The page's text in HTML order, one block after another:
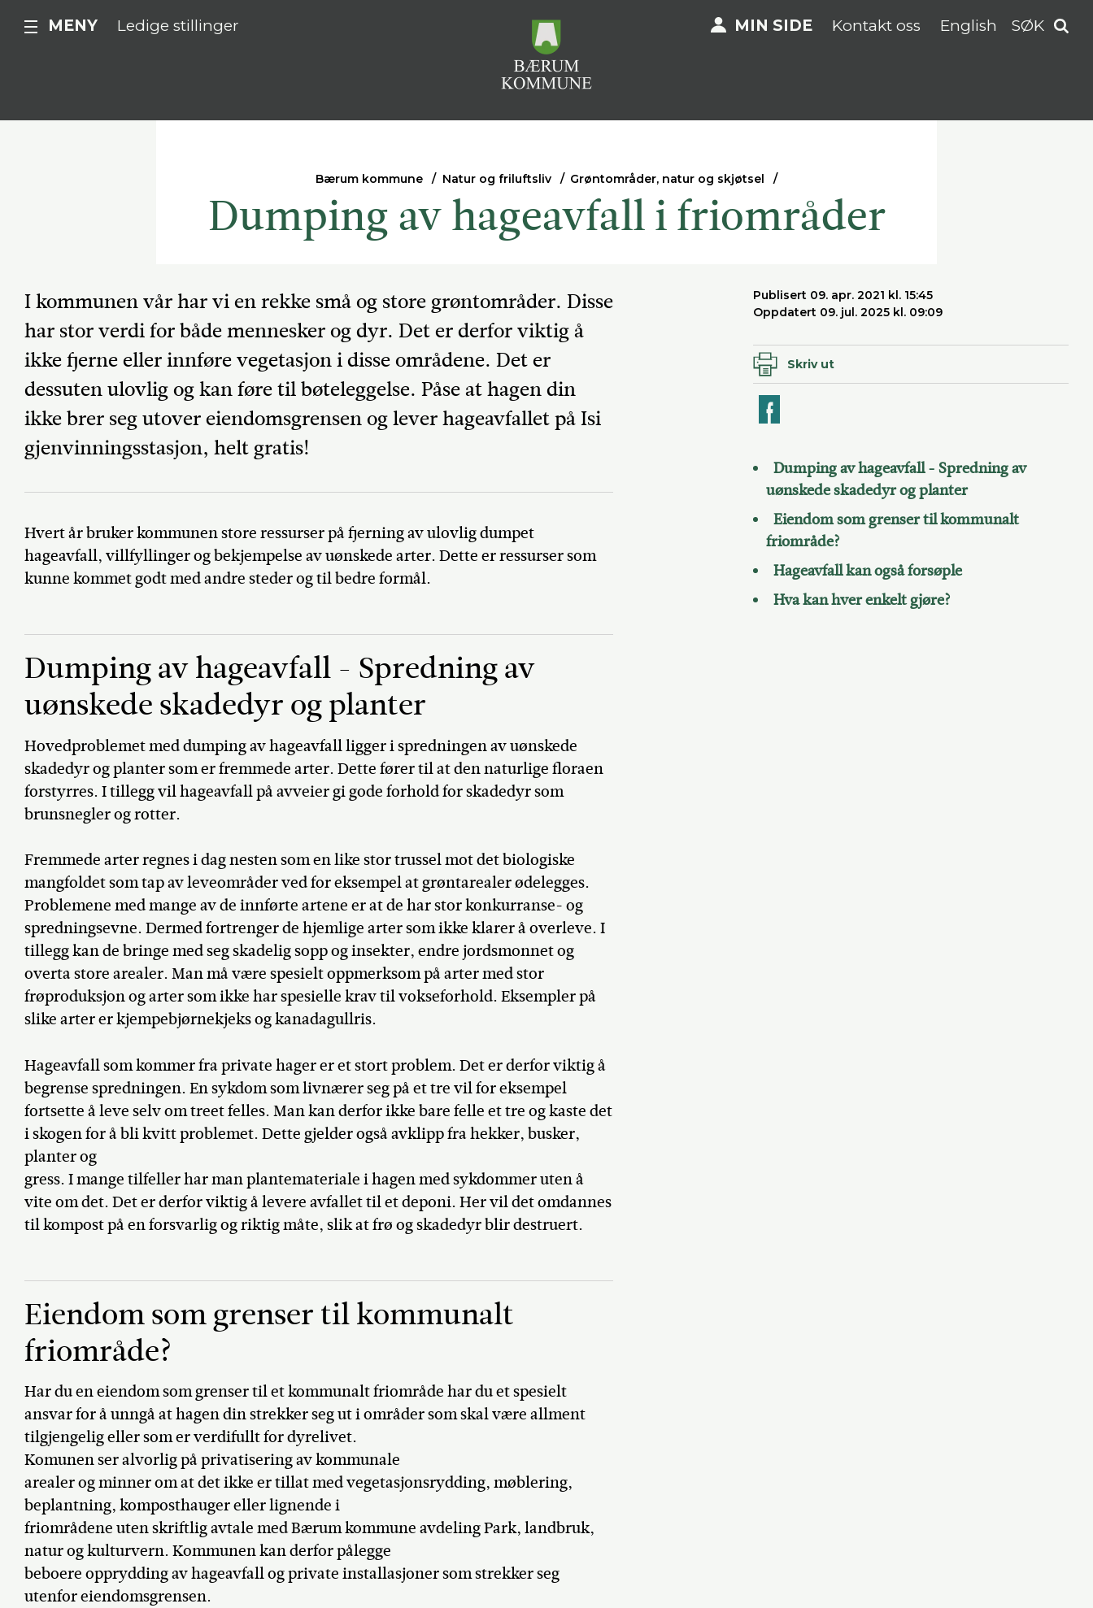
MENY Ledige stillinger MIN SIDE Kontakt oss English SØK
Bærum kommune Natur og friluftsliv Grøntområder, natur og skjøtsel
Dumping av hageavfall i friområder
I kommunen vår har vi en rekke små og store grøntområder. Disse
har stor verdi for både mennesker og dyr. Det er derfor viktig å
ikke fjerne eller innføre vegetasjon i disse områdene. Det er
dessuten ulovlig og kan føre til bøteleggelse. Påse at hagen din
ikke brer seg utover eiendomsgrensen og lever hageavfallet på Isi
gjenvinningsstasjon, helt gratis!
Hvert år bruker kommunen store ressurser på fjerning av ulovlig dumpet
hageavfall, villfyllinger og bekjempelse av uønskede arter. Dette er ressurser som
kunne kommet godt med andre steder og til bedre formål.
Dumping av hageavfall - Spredning av
uønskede skadedyr og planter
Hovedproblemet med dumping av hageavfall ligger i spredningen av uønskede
skadedyr og planter som er fremmede arter. Dette fører til at den naturlige floraen
forstyrres. I tillegg vil hageavfall på avveier gi gode forhold for skadedyr som
brunsnegler og rotter.
Fremmede arter regnes i dag nesten som en like stor trussel mot det biologiske
mangfoldet som tap av leveområder ved for eksempel at grøntarealer ødelegges.
Problemene med mange av de innførte artene er at de har stor konkurranse- og
spredningsevne. Dermed fortrenger de hjemlige arter som ikke klarer å overleve. I
tillegg kan de bringe med seg skadelig sopp og insekter, endre jordsmonnet og
overta store arealer. Man må være spesielt oppmerksom på arter med stor
frøproduksjon og arter som ikke har spesielle krav til vokseforhold. Eksempler på
slike arter er kjempebjørnekjeks og kanadagullris.
Hageavfall som kommer fra private hager er et stort problem. Det er derfor viktig å
begrense spredningen. En sykdom som livnærer seg på et tre vil for eksempel
fortsette å leve selv om treet felles. Man kan derfor ikke bare felle et tre og kaste det
i skogen for å bli kvitt problemet. Dette gjelder også avklipp fra hekker, busker,
planter og
gress. I mange tilfeller har man plantemateriale i hagen med sykdommer uten å
vite om det. Det er derfor viktig å levere avfallet til et deponi. Her vil det omdannes
til kompost på en forsvarlig og riktig måte, slik at frø og skadedyr blir destruert.
Eiendom som grenser til kommunalt
friområde?
Har du en eiendom som grenser til et kommunalt friområde har du et spesielt
ansvar for å unngå at hagen din strekker seg ut i områder som skal være allment
tilgjengelig eller som er verdifullt for dyrelivet.
Komunen ser alvorlig på privatisering av kommunale
arealer og minner om at det ikke er tillat med vegetasjonsrydding, møblering,
beplantning, komposthauger eller lignende i
friområdene uten skriftlig avtale med Bærum kommune avdeling Park, landbruk,
natur og kulturvern. Kommunen kan derfor pålegge
beboere opprydding av hageavfall og private installasjoner som strekker seg
utenfor eiendomsgrensen.
Publisert 09. apr. 2021 kl. 15:45
Oppdatert 09. jul. 2025 kl. 09:09
Skriv ut
Dumping av hageavfall - Spredning av
uønskede skadedyr og planter
Eiendom som grenser til kommunalt
friområde?
Hageavfall kan også forsøple
Hva kan hver enkelt gjøre?